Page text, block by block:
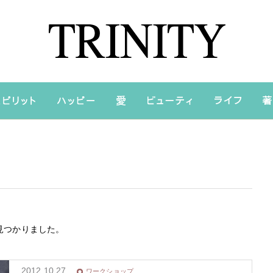
かりました。
2012.10.27 ワークショップ